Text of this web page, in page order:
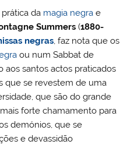
da magia negrae
Summers(1880-
negras, faz nota que os
ou num Sabbat de
aos santos actos praticados
que se revestem de uma
que são do grande
forte chamamento para
demónios, que se
e devassidão